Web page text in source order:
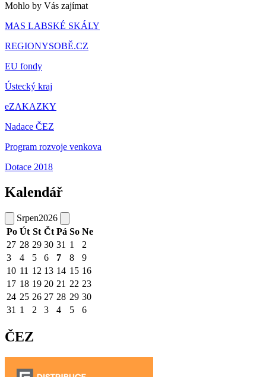
Mohlo by Vás zajímat
MAS LABSKÉ SKÁLY
REGIONYSOBĚ.CZ
EU fondy
Ústecký kraj
eZAKAZKY
Nadace ČEZ
Program rozvoje venkova
Dotace 2018
Kalendář
Srpen2026
Po Út St Čt Pá So Ne
27 28 29 30 31 1
2
3
4 5 6 7 8
9
10 11 12 13 14 15 16
17 18 19 20 21 22 23
24 25 26 27 28 29 30
31 1 2 3 4 5 6
ČEZ